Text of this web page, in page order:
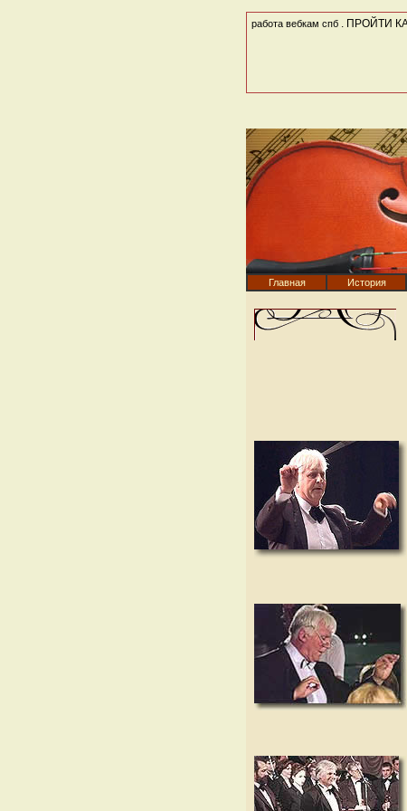
работа вебкам спб . ПРОЙТИ
Главная История